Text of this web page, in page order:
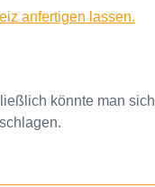
anfertigen lassen.
könnte man sich